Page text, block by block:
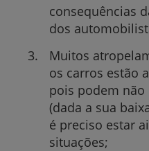
consequências
dos
Muitos
os carros estão
pois podem não
(dada a sua
é preciso estar
situações;